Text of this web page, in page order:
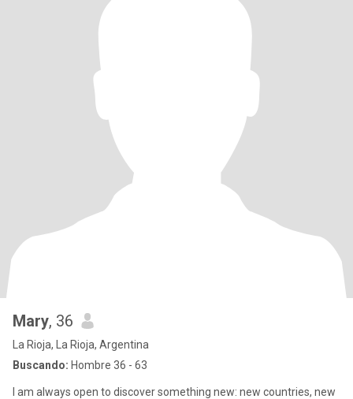
Mary, 36
La Rioja, La Rioja, Argentina
Buscando: Hombre 36 - 63
I am always open to discover something new: new countries, new